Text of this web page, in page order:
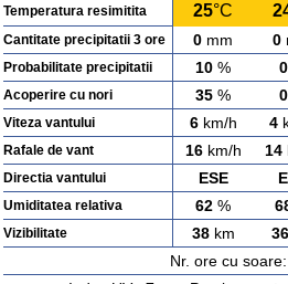
Temperatura resimitita 25°C
Cantitate precipitatii 3 ore 0 mm 0
Probabilitate precipitatii 10 % 0
Acoperire cu nori 35 % 0
Viteza vantului 6km/h 4
Rafale de vant 16km/h 14
Directia vantului ESE
Umiditatea relativa 62 %
Vizibilitate 38km 36
Nr. ore cu soare: